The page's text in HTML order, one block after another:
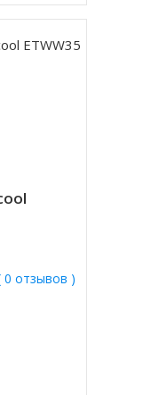
0 отзывов )